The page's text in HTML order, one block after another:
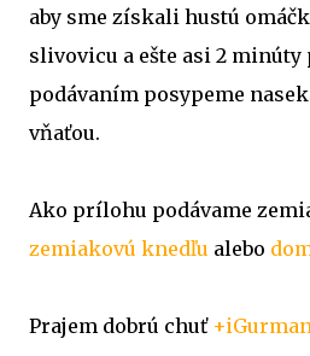
aby sme získali hustú
slivovicu a ešte asi 2 minúty
podávaním posypeme
vňaťou.
Ako prílohu podávame
zemiakovú knedľu alebo
Prajem dobrú chuť